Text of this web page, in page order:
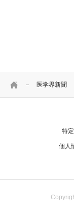
HOME 医学界新聞
特
個人